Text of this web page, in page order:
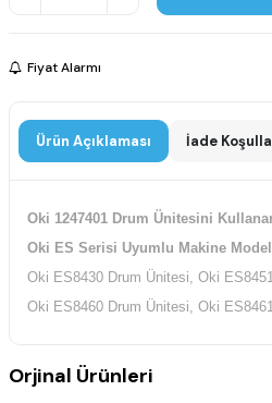
Fiyat Alarmı
Ürün Açıklaması İade
Oki 1247401 Drum Ünitesini
Oki ES Serisi Uyumlu Makine
Oki ES8430 Drum Ünitesi, Oki
Oki ES8460 Drum Ünitesi, Oki
Orjinal Ürünleri